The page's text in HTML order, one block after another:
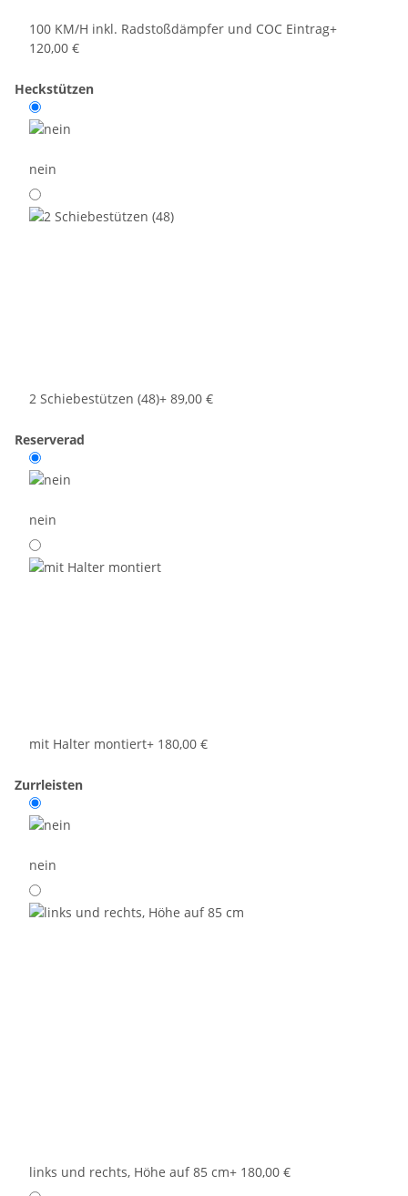
100 KM/H inkl. Radstoßdämpfer und COC Eintrag+
120,00 €
Heckstützen
nein
2 Schiebestützen (48)+ 89,00 €
Reserverad
nein
mit Halter montiert+ 180,00 €
Zurrleisten
nein
links und rechts, Höhe auf 85 cm+ 180,00 €